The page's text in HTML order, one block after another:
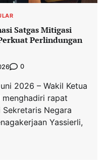
Satgas Mitigasi
Perlindungan
0
2026 – Wakil Ketua
menghadiri rapat
Negara
Yassierli,